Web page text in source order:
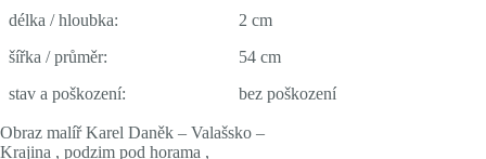
délka / hloubka:
2 cm
šířka / průměr:
54 cm
stav a poškození:
bez poškození
Obraz malíř Karel Daněk – Valašsko –
Krajina , podzim pod horama ,